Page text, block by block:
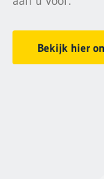
Bekijk hier
chauffeur |